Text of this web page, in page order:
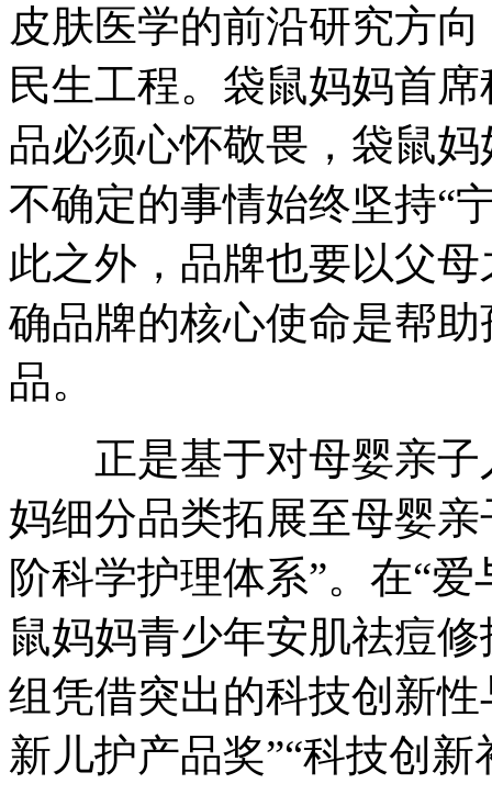
皮肤医学的前沿研究方
民生工程。袋鼠妈妈首
品必须心怀敬畏，袋鼠
不确定的事情始终坚持“
此之外，品牌也要以父
确品牌的核心使命是帮
品。
正是基于对母婴亲子
妈细分品类拓展至母婴
阶科学护理体系”。在“
鼠妈妈青少年安肌祛痘
组凭借突出的科技创新
新儿护产品奖”“科技创新